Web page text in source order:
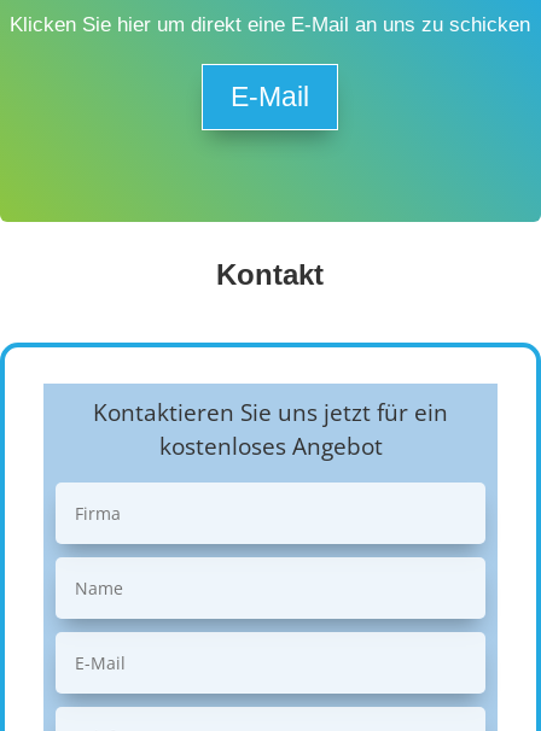
Klicken Sie hier um direkt eine E-Mail an uns zu schicken
E-Mail
Kontakt
Kontaktieren Sie uns jetzt für ein
kostenloses Angebot